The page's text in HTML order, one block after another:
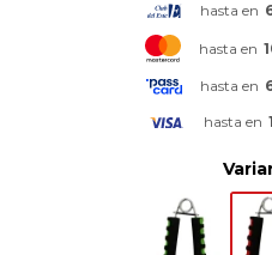
hasta en
hasta en
hasta en
hasta en